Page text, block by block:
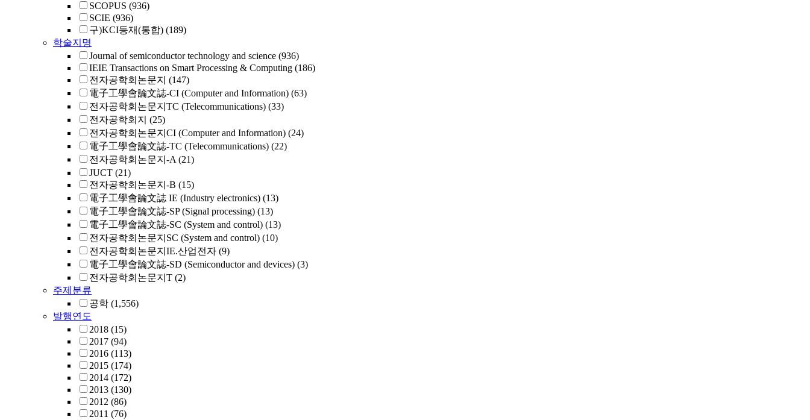
SCOPUS (936)
SCIE (936)
구)KCI등재(통합) (189)
학술지명
Journal of semiconductor technology and science (936)
IEIE Transactions on Smart Processing & Computing (186)
전자공학회논문지 (147)
電子工學會論文誌-CI (Computer and Information) (63)
전자공학회논문지TC (Telecommunications) (33)
전자공학회지 (25)
전자공학회논문지CI (Computer and Information) (24)
電子工學會論文誌-TC (Telecommunications) (22)
전자공학회논문지-A (21)
JUCT (21)
전자공학회논문지-B (15)
電子工學會論文誌 IE (Industry electronics) (13)
電子工學會論文誌-SP (Signal processing) (13)
電子工學會論文誌-SC (System and control) (13)
전자공학회논문지SC (System and control) (10)
전자공학회논문지IE.산업전자 (9)
電子工學會論文誌-SD (Semiconductor and devices) (3)
전자공학회논문지T (2)
주제분류
공학 (1,556)
발행연도
2018 (15)
2017 (94)
2016 (113)
2015 (174)
2014 (172)
2013 (130)
2012 (86)
2011 (76)